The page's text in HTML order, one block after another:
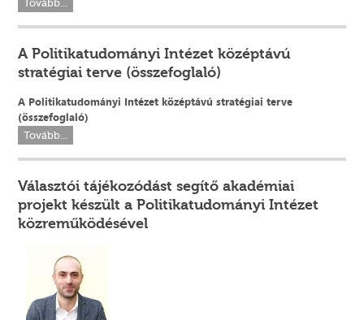
Tovább...
A Politikatudományi Intézet középtávú
stratégiai terve (összefoglaló)
A Politikatudományi Intézet középtávú stratégiai terve
(összefoglaló)
Tovább...
Választói tájékozódást segítő akadémiai
projekt készült a Politikatudományi Intézet
közreműködésével